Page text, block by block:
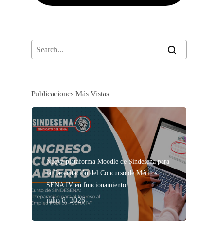
Publicaciones Más Vistas
Nueva plataforma Moodle de Sindesena para
la Capacitación del Concurso de Méritos
SENA IV en funcionamiento
julio 8, 2026